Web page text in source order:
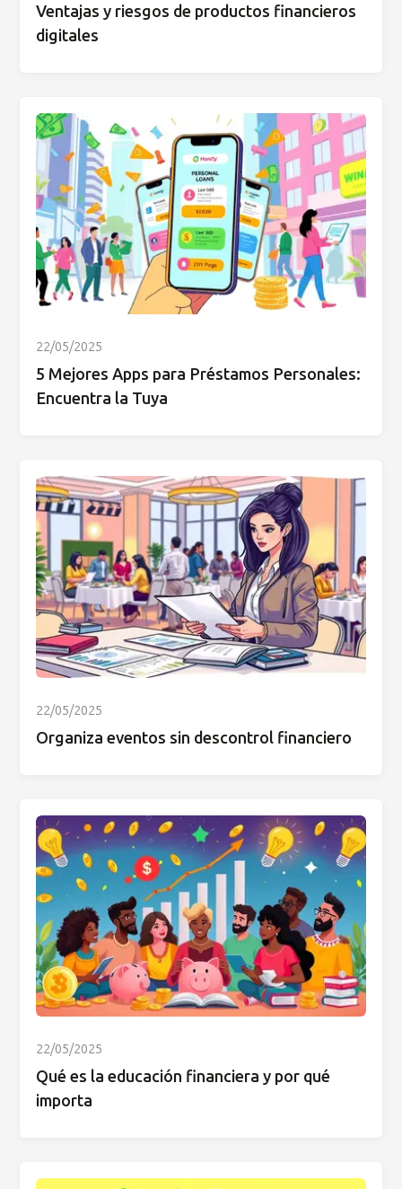
Ventajas y riesgos de productos financieros
digitales
22/05/2025
5 Mejores Apps para Préstamos Personales:
Encuentra la Tuya
22/05/2025
Organiza eventos sin descontrol financiero
22/05/2025
Qué es la educación financiera y por qué
importa